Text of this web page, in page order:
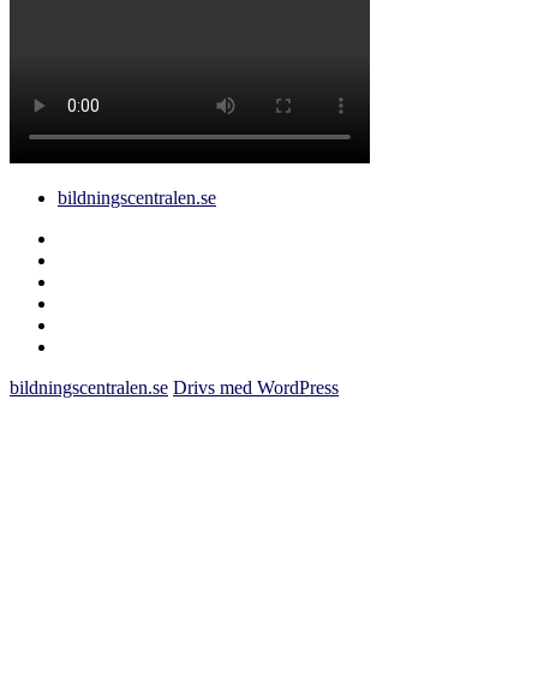
bildningscentralen.se
bildningscentralen.se Drivs med WordPress